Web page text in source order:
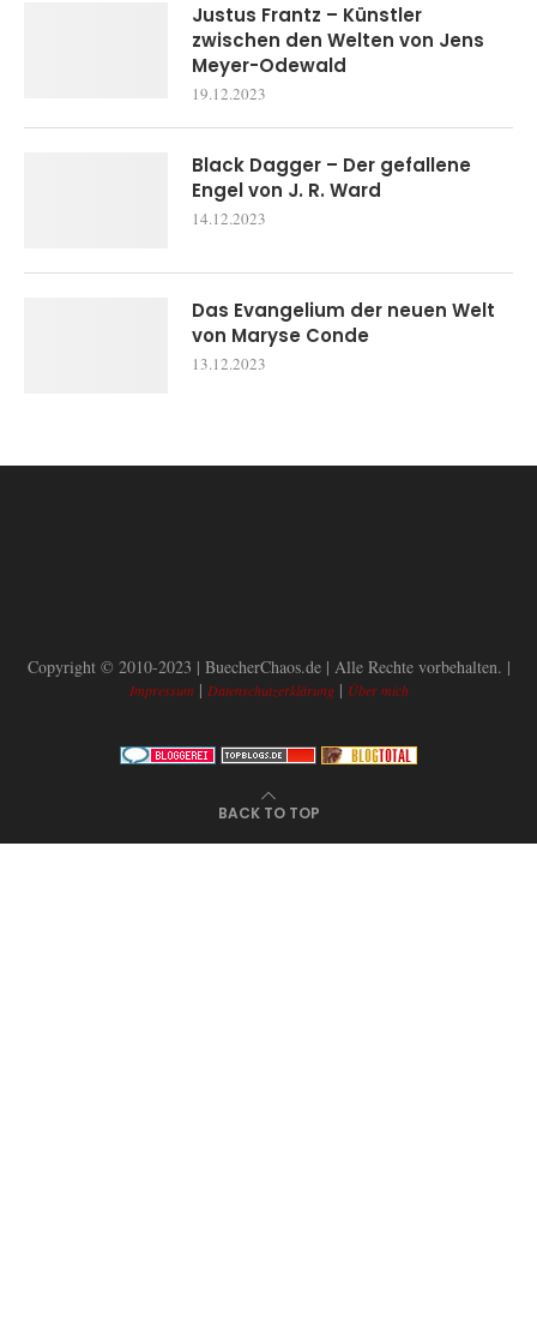
Justus Frantz – Künstler
zwischen den Welten von Jens
Meyer-Odewald
19.12.2023
Black Dagger – Der gefallene
Engel von J. R. Ward
14.12.2023
Das Evangelium der neuen Welt
von Maryse Conde
13.12.2023
Copyright © 2010-2023 | BuecherChaos.de | Alle Rechte vorbehalten. |
Impressum | Datenschutzerklärung| Über mich
BACK TO TOP